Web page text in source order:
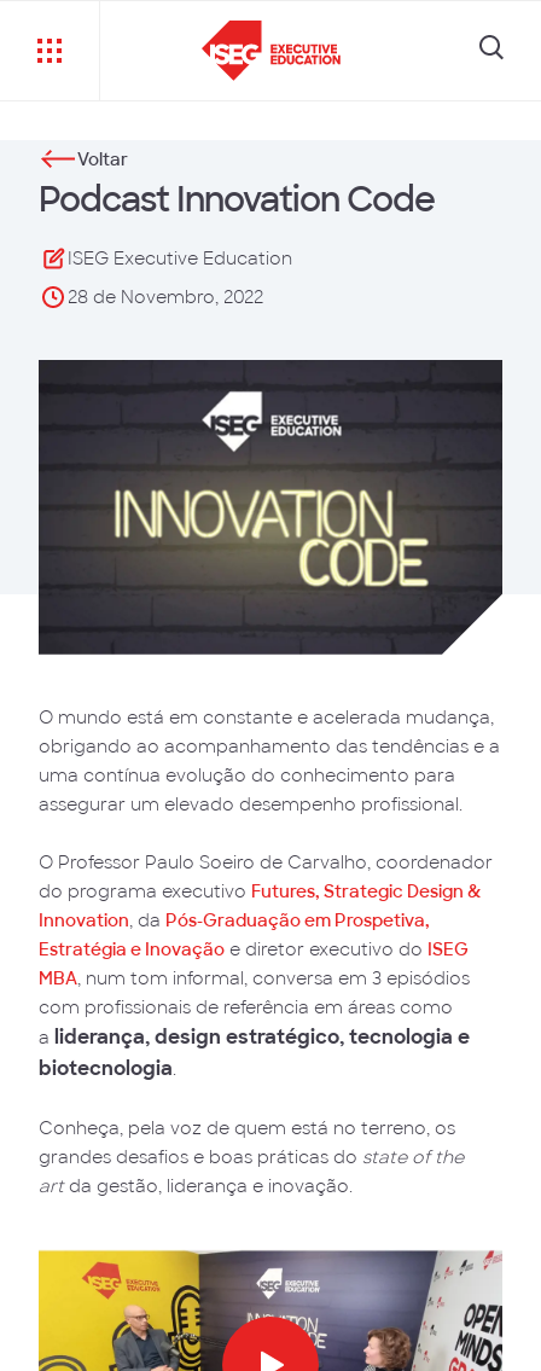
Voltar
Podcast Innovation Code
ISEG Executive Education
28 de Novembro, 2022
O mundo está em constante e acelerada mudança,
obrigando ao acompanhamento das tendências e a
uma contínua evolução do conhecimento para
assegurar um elevado desempenho profissional.
O Professor Paulo Soeiro de Carvalho, coordenador
do programa executivo Futures, Strategic Design &
Innovation, da Pós-Graduação em Prospetiva,
Estratégia e Inovação e diretor executivo do ISEG
MBA, num tom informal, conversa em 3 episódios
com profissionais de referência em áreas como
a liderança, design estratégico, tecnologia e
biotecnologia.
Conheça, pela voz de quem está no terreno, os
grandes desafios e boas práticas do state of the
artda gestão, liderança e inovação.